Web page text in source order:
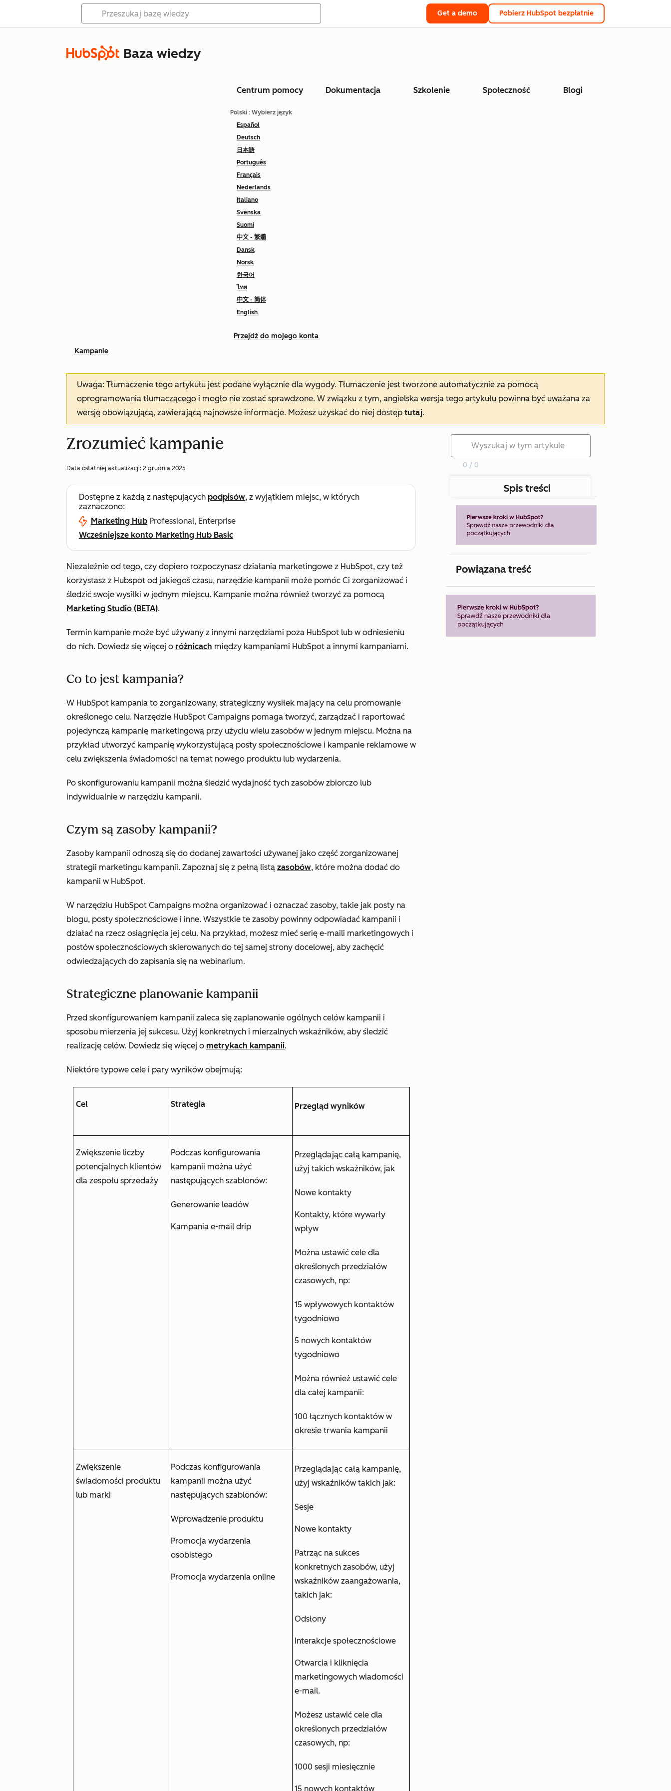
Get a demo Pobierz HubSpot bezpłatnie
Baza wiedzy
Centrum pomocy Dokumentacja Szkolenie Społeczność Blogi
Polski : Wybierz język
Español
Deutsch
日本語
Português
Français
Nederlands
Italiano
Svenska
Suomi
中文 - 繁體
Dansk
Norsk
한국어
ไทย
中文 - 简体
English
Przejdź do mojego konta
Kampanie
Uwaga: Tłumaczenie tego artykułu jest podane wyłącznie dla wygody. Tłumaczenie jest tworzone automatycznie za pomocą
oprogramowania tłumaczącego i mogło nie zostać sprawdzone. W związku z tym, angielska wersja tego artykułu powinna być uważana za
wersję obowiązującą, zawierającą najnowsze informacje. Możesz uzyskać do niej dostęp tutaj.
Zrozumieć kampanie
Data ostatniej aktualizacji: 2 grudnia 2025
Dostępne z każdą z następujących podpisów, z wyjątkiem miejsc, w których
zaznaczono:
Marketing Hub Professional, Enterprise
Wcześniejsze konto Marketing Hub Basic
Niezależnie od tego, czy dopiero rozpoczynasz działania marketingowe z HubSpot, czy też
korzystasz z Hubspot od jakiegoś czasu, narzędzie kampanii może pomóc Ci zorganizować i
śledzić swoje wysiłki w jednym miejscu. Kampanie można również tworzyć za pomocą
Marketing Studio (BETA).
Termin kampanie może być używany z innymi narzędziami poza HubSpot lub w odniesieniu
do nich. Dowiedz się więcej o różnicach między kampaniami HubSpot a innymi kampaniami.
Co to jest kampania?
W HubSpot kampania to zorganizowany, strategiczny wysiłek mający na celu promowanie
określonego celu. Narzędzie HubSpot Campaigns pomaga tworzyć, zarządzać i raportować
pojedynczą kampanię marketingową przy użyciu wielu zasobów w jednym miejscu. Można na
przykład utworzyć kampanię wykorzystującą posty społecznościowe i kampanie reklamowe w
celu zwiększenia świadomości na temat nowego produktu lub wydarzenia.
Po skonfigurowaniu kampanii można śledzić wydajność tych zasobów zbiorczo lub
indywidualnie w narzędziu kampanii.
Czym są zasoby kampanii?
Zasoby kampanii odnoszą się do dodanej zawartości używanej jako część zorganizowanej
strategii marketingu kampanii. Zapoznaj się z pełną listą zasobów, które można dodać do
kampanii w HubSpot.
W narzędziu HubSpot Campaigns można organizować i oznaczać zasoby, takie jak posty na
blogu, posty społecznościowe i inne. Wszystkie te zasoby powinny odpowiadać kampanii i
działać na rzecz osiągnięcia jej celu. Na przykład, możesz mieć serię e-maili marketingowych i
postów społecznościowych skierowanych do tej samej strony docelowej, aby zachęcić
odwiedzających do zapisania się na webinarium.
Strategiczne planowanie kampanii
Przed skonfigurowaniem kampanii zaleca się zaplanowanie ogólnych celów kampanii i
sposobu mierzenia jej sukcesu. Użyj konkretnych i mierzalnych wskaźników, aby śledzić
realizację celów. Dowiedz się więcej o metrykach kampanii.
Niektóre typowe cele i pary wyników obejmują:
Cel Strategia Przegląd wyników
Zwiększenie liczby
potencjalnych klientów
dla zespołu sprzedaży
Podczas konfigurowania
kampanii można użyć
następujących szablonów:
Generowanie leadów
Kampania e-mail drip
Przeglądając całą kampanię,
użyj takich wskaźników, jak
Nowe kontakty
Kontakty, które wywarły
wpływ
Można ustawić cele dla
określonych przedziałów
czasowych, np:
15 wpływowych kontaktów
tygodniowo
5 nowych kontaktów
tygodniowo
Można również ustawić cele
dla całej kampanii:
100 łącznych kontaktów w
okresie trwania kampanii
Zwiększenie
świadomości produktu
lub marki
Podczas konfigurowania
kampanii można użyć
następujących szablonów:
Wprowadzenie produktu
Promocja wydarzenia
osobistego
Promocja wydarzenia online
Przeglądając całą kampanię,
użyj wskaźników takich jak:
Sesje
Nowe kontakty
Patrząc na sukces
konkretnych zasobów, użyj
wskaźników zaangażowania,
takich jak:
Odsłony
Interakcje społecznościowe
Otwarcia i kliknięcia
marketingowych wiadomości
e-mail.
Możesz ustawić cele dla
określonych przedziałów
czasowych, np:
1000 sesji miesięcznie
15 nowych kontaktów
0 / 0
Spis treści
Powiązana treść